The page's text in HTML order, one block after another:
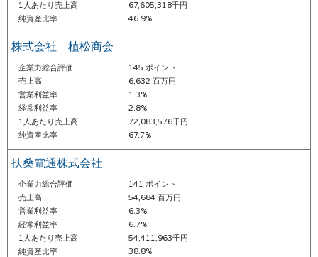
1人あたり売上高
67,605,318千円
純資産比率
46.9%
株式会社 植松商会
企業力総合評価
145 ポイント
売上高
6,632 百万円
営業利益率
1.3%
経常利益率
2.8%
1人あたり売上高
72,083,576千円
純資産比率
67.7%
扶桑電通株式会社
企業力総合評価
141 ポイント
売上高
54,684 百万円
営業利益率
6.3%
経常利益率
6.7%
1人あたり売上高
54,411,963千円
純資産比率
38.8%